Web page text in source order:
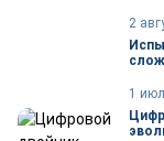
2
1